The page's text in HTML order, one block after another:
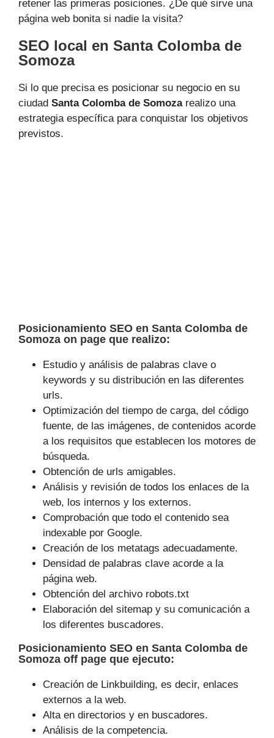
retener las primeras posiciones. ¿De qué sirve una
página web bonita si nadie la visita?
SEO local en Santa Colomba de
Somoza
Si lo que precisa es posicionar su negocio en su
ciudad Santa Colomba de Somozarealizo una
estrategia específica para conquistar los objetivos
previstos.
Posicionamiento SEO en Santa Colomba de
Somoza on page que realizo:
Estudio y análisis de palabras clave o
keywords y su distribución en las diferentes
urls.
Optimización del tiempo de carga, del código
fuente, de las imágenes, de contenidos acorde
a los requisitos que establecen los motores de
búsqueda.
Obtención de urls amigables.
Análisis y revisión de todos los enlaces de la
web, los internos y los externos.
Comprobación que todo el contenido sea
indexable por Google.
Creación de los metatags adecuadamente.
Densidad de palabras clave acorde a la
página web.
Obtención del archivo robots.txt
Elaboración del sitemap y su comunicación a
los diferentes buscadores.
Posicionamiento SEO en Santa Colomba de
Somoza off page que ejecuto:
Creación de Linkbuilding, es decir, enlaces
externos a la web.
Alta en directorios y en buscadores.
Análisis de la competencia.